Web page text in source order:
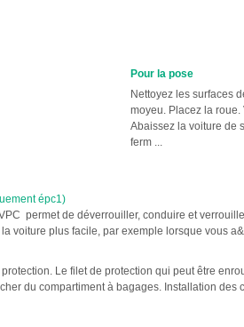
Pour la pose
Nettoyez les surfaces
moyeu. Placez la
Abaissez la voiture de
ferm ...
épc1)
permet de déverrouiller, conduire et
voiture plus facile, par exemple lorsque vous
Le filet de protection qui peut être
du compartiment à bagages. Installation des